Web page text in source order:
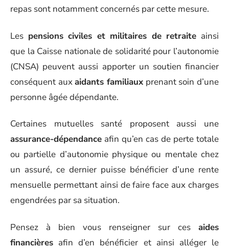
repas sont notamment concernés par cette mesure.
Les pensions civiles et militaires de retraite ainsi
que la Caisse nationale de solidarité pour l’autonomie
(CNSA) peuvent aussi apporter un soutien financier
conséquent auxaidants familiaux prenant soin d’une
personne âgée dépendante.
Certaines mutuelles santé proposent aussi une
assurance-dépendance afin qu’en cas de perte totale
ou partielle d’autonomie physique ou mentale chez
un assuré, ce dernier puisse bénéficier d’une rente
mensuelle permettant ainsi de faire face aux charges
engendrées par sa situation.
Pensez à bien vous renseigner sur ces aides
financières afin d’en bénéficier et ainsi alléger le